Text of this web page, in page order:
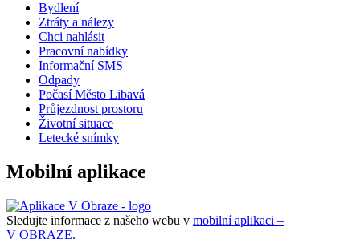
Bydlení
Ztráty a nálezy
Chci nahlásit
Pracovní nabídky
Informační SMS
Odpady
Počasí Město Libavá
Průjezdnost prostoru
Životní situace
Letecké snímky
Mobilní aplikace
Sledujte informace z našeho webu v mobilní aplikaci –
V OBRAZE.